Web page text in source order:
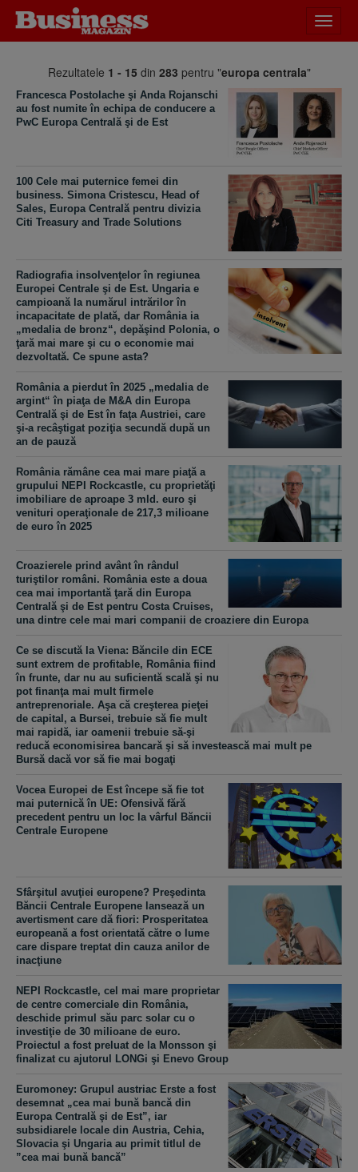
meniu
Rezultatele 1 - 15 din 283 pentru "europa centrala"
Francesca Postolache şi Anda Rojanschi
au fost numite în echipa de conducere a
PwC Europa Centrală şi de Est
100 Cele mai puternice femei din
business. Simona Cristescu, Head of
Sales, Europa Centrală pentru divizia
Citi Treasury and Trade Solutions
Radiografia insolvenţelor în regiunea
Europei Centrale şi de Est. Ungaria e
campioană la numărul intrărilor în
incapacitate de plată, dar România ia
„medalia de bronz“, depăşind Polonia, o
ţară mai mare şi cu o economie mai
dezvoltată. Ce spune asta?
România a pierdut în 2025 „medalia de
argint“ în piaţa de M&A din Europa
Centrală şi de Est în faţa Austriei, care
şi-a recâştigat poziţia secundă după un
an de pauză
România rămâne cea mai mare piaţă a
grupului NEPI Rockcastle, cu proprietăţi
imobiliare de aproape 3 mld. euro şi
venituri operaţionale de 217,3 milioane
de euro în 2025
​Croazierele prind avânt în rândul
turiştilor români. România este a doua
cea mai importantă ţară din Europa
Centrală şi de Est pentru Costa Cruises,
una dintre cele mai mari companii de croaziere din Europa
Ce se discută la Viena: Băncile din ECE
sunt extrem de profitable, România fiind
în frunte, dar nu au suficientă scală şi nu
pot finanţa mai mult firmele
antreprenoriale. Aşa că creşterea pieţei
de capital, a Bursei, trebuie să fie mult
mai rapidă, iar oamenii trebuie să-şi
reducă economisirea bancară şi să investească mai mult pe
Bursă dacă vor să fie mai bogaţi
Vocea Europei de Est începe să fie tot
mai puternică în UE: Ofensivă fără
precedent pentru un loc la vârful Băncii
Centrale Europene
Sfârşitul avuţiei europene? Preşedinta
Băncii Centrale Europene lansează un
avertisment care dă fiori: Prosperitatea
europeană a fost orientată către o lume
care dispare treptat din cauza anilor de
inacţiune
NEPI Rockcastle, cel mai mare proprietar
de centre comerciale din România,
deschide primul său parc solar cu o
investiţie de 30 milioane de euro.
Proiectul a fost preluat de la Monsson şi
finalizat cu ajutorul LONGi şi Enevo Group
Euromoney: Grupul austriac Erste a fost
desemnat „cea mai bună bancă din
Europa Centrală şi de Est”, iar
subsidiarele locale din Austria, Cehia,
Slovacia şi Ungaria au primit titlul de
”cea mai bună bancă”